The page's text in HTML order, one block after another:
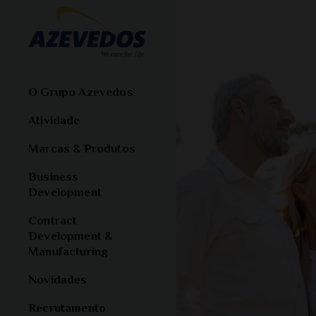
O Grupo Azevedos
Atividade
Marcas & Produtos
Business
Development
Contract
Development &
Manufacturing
Novidades
Recrutamento